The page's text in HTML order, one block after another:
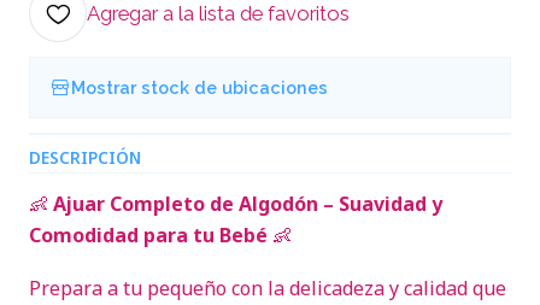
Agregar a la lista de favoritos
Mostrar stock de ubicaciones
DESCRIPCIÓN
👶 Ajuar Completo de Algodón – Suavidad y
Comodidad para tu Bebé 👶
Prepara a tu pequeño con la delicadeza y calidad que